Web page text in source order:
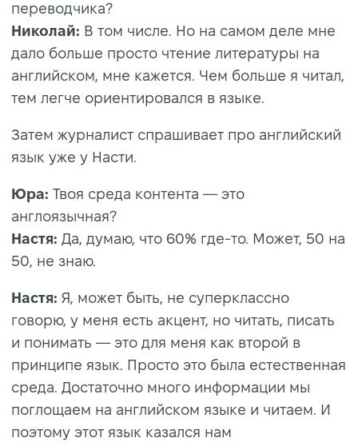
переводчика?
Николай: В том числе. Но на самом деле мне
дало больше просто чтение литературы на
английском, мне кажется. Чем больше я читал,
тем легче ориентировался в языке.
Затем журналист спрашивает про английский
язык уже у Насти.
Юра: Твоя среда контента — это
англоязычная?
Настя: Да, думаю, что 60% где-то. Может, 50 на
50, не знаю.
Настя: Я, может быть, не суперклассно
говорю, у меня есть акцент, но читать, писать
и понимать — это для меня как второй в
принципе язык. Просто это была естественная
среда. Достаточно много информации мы
поглощаем на английском языке и читаем. И
поэтому этот язык казался нам